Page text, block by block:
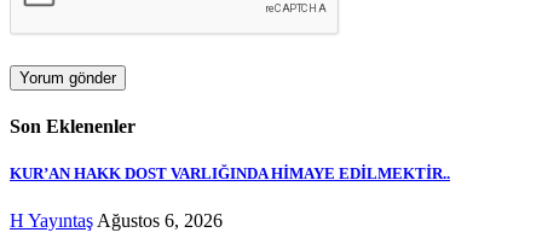
Son Eklenenler
KUR’AN HAKK DOST VARLIĞINDA HİMAYE EDİLMEKTİR..
H Yayıntaş Ağustos 6, 2026